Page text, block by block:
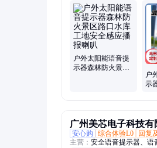
语音播报、光伏电站EPC
站储能、光伏储能、磷酸
变器
户外太阳能语音提
示器森林防火景区
户
示
广州美芯电子科技有
安心购
综合体验L0 回复
主营： 安全语音提示器、语